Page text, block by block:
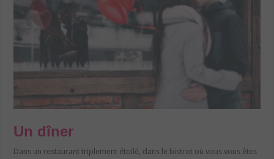
Un dîner
Dans un restaurant triplement étoilé, dans le bistrot où vous vous êtes